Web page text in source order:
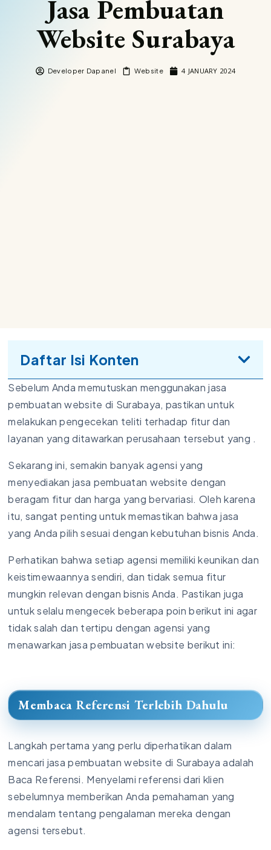
Jasa Pembuatan
Website Surabaya
Developer Dapanel Website 4 JANUARY 2024
Daftar Isi Konten
Sebelum Anda memutuskan menggunakan jasa
pembuatan website di Surabaya, pastikan untuk
melakukan pengecekan teliti terhadap fitur dan
layanan yang ditawarkan perusahaan tersebut yang .
Sekarang ini, semakin banyak agensi yang
menyediakan jasa pembuatan website dengan
beragam fitur dan harga yang bervariasi. Oleh karena
itu, sangat penting untuk memastikan bahwa jasa
yang Anda pilih sesuai dengan kebutuhan bisnis Anda.
Perhatikan bahwa setiap agensi memiliki keunikan dan
keistimewaannya sendiri, dan tidak semua fitur
mungkin relevan dengan bisnis Anda. Pastikan juga
untuk selalu mengecek beberapa poin berikut ini agar
tidak salah dan tertipu dengan agensi yang
menawarkan jasa pembuatan website berikut ini:
Membaca Referensi Terlebih Dahulu
Langkah pertama yang perlu diperhatikan dalam
mencari jasa pembuatan website di Surabaya adalah
Baca Referensi. Menyelami referensi dari klien
sebelumnya memberikan Anda pemahaman yang
mendalam tentang pengalaman mereka dengan
agensi tersebut.